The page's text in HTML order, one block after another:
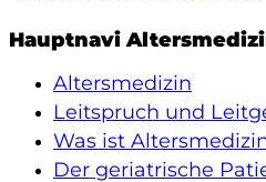
Hauptnavi
Altersmedizin
Leitspruch und
Was ist
Der geriatrische